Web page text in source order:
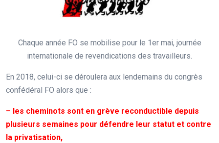
Chaque année FO se mobilise pour le 1er mai, journée
internationale de revendications des travailleurs.
En 2018, celui-ci se déroulera aux lendemains du congrès
confédéral FO alors que :
– les cheminots sont en grève reconductible depuis
plusieurs semaines pour défendre leur statut et contre
la privatisation,